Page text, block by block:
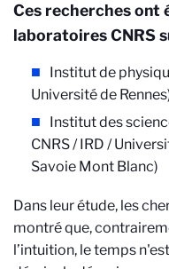
Ces recherches ont
laboratoires CNRS
Institut de
Université de
Institut des
CNRS / IRD /
Savoie Mont Blanc)
Dans leur étude, les
montré que,
l’intuition, le temps